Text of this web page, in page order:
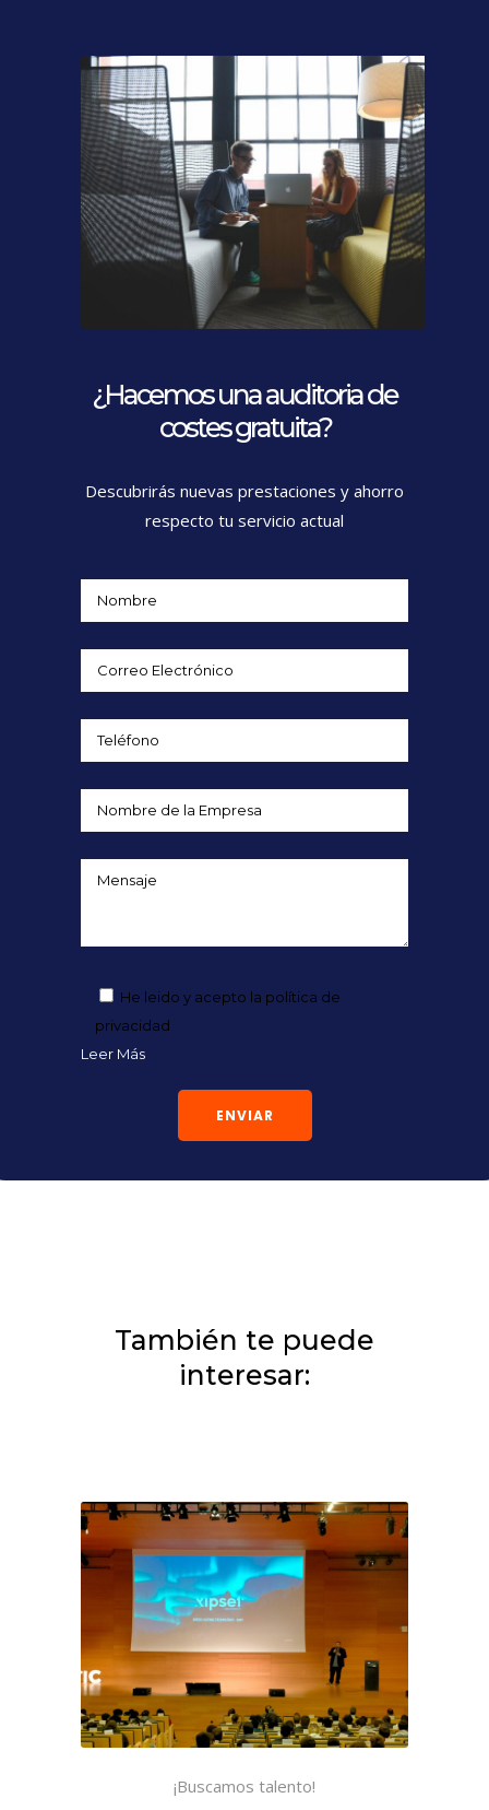
¿Hacemos una auditoria de
costes gratuita?
Descubrirás nuevas prestaciones y ahorro
respecto tu servicio actual
He leido y acepto la política de
privacidad
Leer Más
También te puede
interesar:
¡Buscamos talento!